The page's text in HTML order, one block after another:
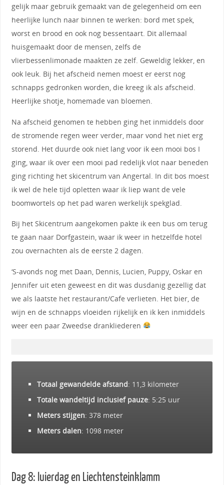
gelijk maar gebruik gemaakt van de gelegenheid om een
heerlijke lunch naar binnen te werken: bord met spek,
worst en brood en ook nog bessentaart. Dit allemaal
huisgemaakt door de mensen, zelfs de
vlierbessenlimonade maakten ze zelf. Geweldig lekker, en
ook leuk. Bij het afscheid nemen moest er eerst nog
schnapps gedronken worden, die kreeg ik als afscheid.
Heerlijke shotje, homemade van bloemen.
Na afscheid genomen te hebben ging het inmiddels door
de stromende regen weer verder, maar vond het niet erg
storend. Het duurde ook niet lang voor ik een mooi bos I
ging, waar ik over een mooi pad redelijk vlot naar beneden
ging richting het skicentrum van Angertal. In dit bos moest
ik wel de hele tijd opletten waar ik liep want de vele
boomwortels op het pad waren werkelijk spekglad.
Bij het Skicentrum aangekomen pakte ik een bus om terug
te gaan naar Dorfgastein, waar ik weer in hetzelfde hotel
zou overnachten als de eerste 2 dagen.
‘S-avonds nog met Daan, Dennis, Lucien, Puppy, Oskar en
Jennifer uit eten geweest en dit was dusdanig gezellig dat
we als laatste het restaurant/Cafe verlieten. Het bier, de
wijn en de schnapps vloeiden rijkelijk en ik ken inmiddels
weer een paar Zweedse drankliederen
Totaal gewandelde afstand: 11,3 kilometer
Totale wandeltijd inclusief pauze: 5:25 uur
Meters stijgen: 378 meter
Meters dalen: 1098 meter
Dag 8: luierdag en Liechtensteinklamm